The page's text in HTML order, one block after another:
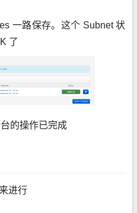
一路保存。这个 Subnet 状
了
的操作已完成
进行